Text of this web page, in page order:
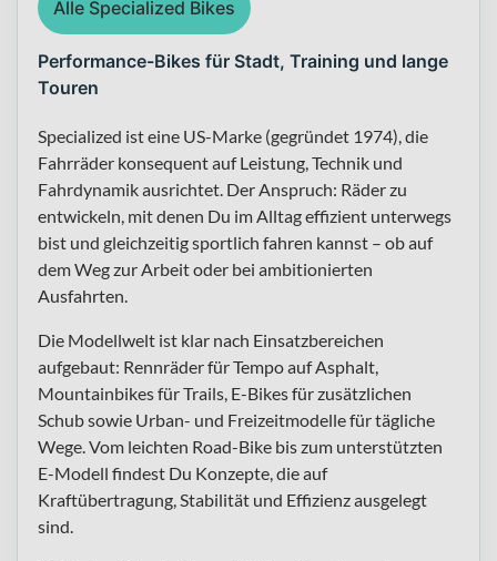
Alle Specialized Bikes
Performance-Bikes für Stadt, Training und lange
Touren
Specialized ist eine US-Marke (gegründet 1974), die
Fahrräder konsequent auf Leistung, Technik und
Fahrdynamik ausrichtet. Der Anspruch: Räder zu
entwickeln, mit denen Du im Alltag effizient unterwegs
bist und gleichzeitig sportlich fahren kannst – ob auf
dem Weg zur Arbeit oder bei ambitionierten
Ausfahrten.
Die Modellwelt ist klar nach Einsatzbereichen
aufgebaut: Rennräder für Tempo auf Asphalt,
Mountainbikes für Trails, E-Bikes für zusätzlichen
Schub sowie Urban- und Freizeitmodelle für tägliche
Wege. Vom leichten Road-Bike bis zum unterstützten
E-Modell findest Du Konzepte, die auf
Kraftübertragung, Stabilität und Effizienz ausgelegt
sind.